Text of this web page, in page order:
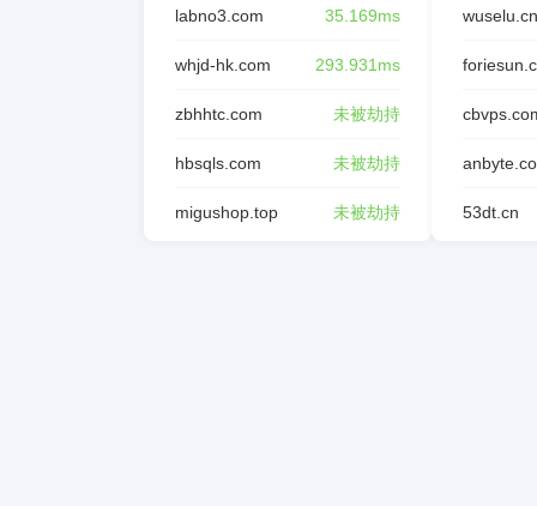
labno3.com 35.169ms
whjd-hk.com 293.931ms
zbhhtc.com 未被劫持
hbsqls.com 未被劫持
migushop.top 未被劫持
wuselu.cn
53dt.cn